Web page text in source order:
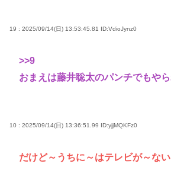
19 : 2025/09/14(日) 13:53:45.81 ID:VdioJynz0
>>9
おまえは藤井聡太のパンチでもや
10 : 2025/09/14(日) 13:36:51.99 ID:yjjMQKFz0
だけど～うちに～はテレビが～ない